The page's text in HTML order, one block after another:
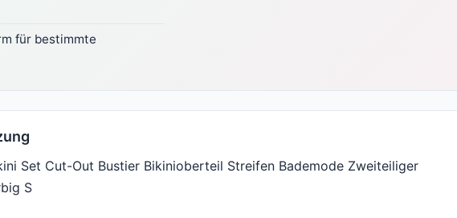
für bestimmte
Set Cut-Out Bustier Bikinioberteil Streifen Bademode Zweiteiliger
S